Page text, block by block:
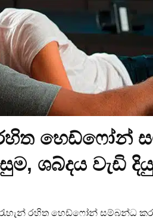
හෙඩ්ෆෝන්
ශබ්දය වැඩි
රහිත හෙඩ්ෆෝන් සම්බන්ධ